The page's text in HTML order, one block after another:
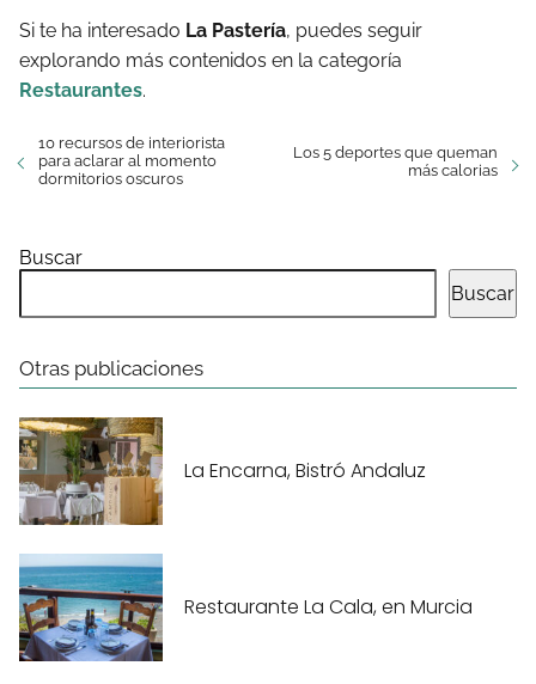
Si te ha interesado La Pastería, puedes seguir
explorando más contenidos en la categoría
Restaurantes.
10 recursos de interiorista
para aclarar al momento
dormitorios oscuros
Los 5 deportes que queman
más calorias
Buscar
Buscar
Otras publicaciones
La Encarna, Bistró Andaluz
Restaurante La Cala, en Murcia